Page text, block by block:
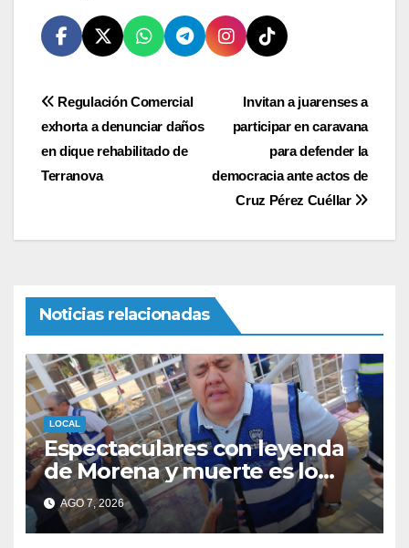
Navegación
de
entradas
Invitan a juarenses a
participar en caravana
para defender la
democracia ante actos de
Cruz Pérez Cuéllar
Regulación Comercial
exhorta a denunciar daños
en dique rehabilitado de
Terranova
Noticias relacionadas
LOCAL
Espectaculares con leyenda
de Morena y muerte es lo
mismo es un tema de
partidos: Carlos Ortiz
AGO 7, 2026